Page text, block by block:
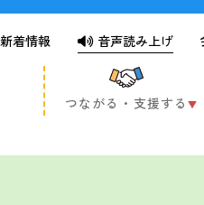
新着情報 音声読み上げ
つながる・支援する